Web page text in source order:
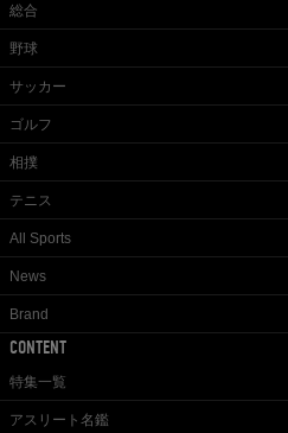
総合
野球
サッカー
ゴルフ
相撲
テニス
All Sports
News
Brand
CONTENT
特集一覧
アスリート名鑑